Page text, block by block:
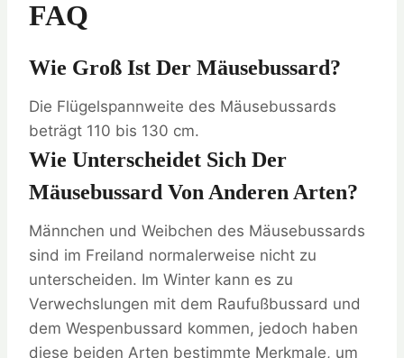
FAQ
Wie Groß Ist Der Mäusebussard?
Die Flügelspannweite des Mäusebussards
beträgt 110 bis 130 cm.
Wie Unterscheidet Sich Der
Mäusebussard Von Anderen Arten?
Männchen und Weibchen des Mäusebussards
sind im Freiland normalerweise nicht zu
unterscheiden. Im Winter kann es zu
Verwechslungen mit dem Raufußbussard und
dem Wespenbussard kommen, jedoch haben
diese beiden Arten bestimmte Merkmale, um